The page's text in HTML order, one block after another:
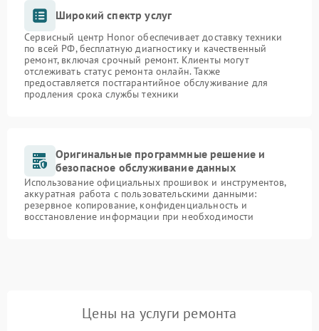
Широкий спектр услуг
Сервисный центр Honor обеспечивает доставку техники
по всей РФ, бесплатную диагностику и качественный
ремонт, включая срочный ремонт. Клиенты могут
отслеживать статус ремонта онлайн. Также
предоставляется постгарантийное обслуживание для
продления срока службы техники
Оригинальные программные решение и
безопасное обслуживание данных
Использование официальных прошивок и инструментов,
аккуратная работа с пользовательскими данными:
резервное копирование, конфиденциальность и
восстановление информации при необходимости
Цены на услуги ремонта